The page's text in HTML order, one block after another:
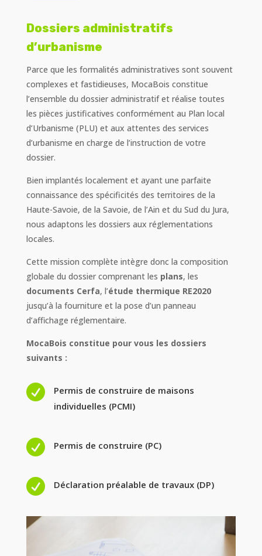
Dossiers administratifs
d’urbanisme
Parce que les formalités administratives sont souvent
complexes et fastidieuses, MocaBois constitue
l’ensemble du dossier administratif et réalise toutes
les pièces justificatives conformément au Plan local
d’Urbanisme (PLU) et aux attentes des services
d’urbanisme en charge de l’instruction de votre
dossier.
Bien implantés localement et ayant une parfaite
connaissance des spécificités des territoires de la
Haute-Savoie, de la Savoie, de l’Ain et du Sud du Jura,
nous adaptons les dossiers aux réglementations
locales.
Cette mission complète intègre donc la composition
globale du dossier comprenant les plans, les
documents Cerfa, l’étude thermique RE2020
jusqu’à la fourniture et la pose d’un panneau
d’affichage réglementaire.
MocaBois constitue pour vous les dossiers
suivants :

Permis de construire de maisons
individuelles (PCMI)
 Permis de construire (PC)
 Déclaration préalable de travaux (DP)